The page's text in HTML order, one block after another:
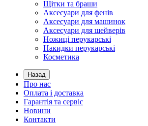
Щітки та браши
Аксесуари для фенів
Аксесуари для машинок
Аксесуари для шейверів
Ножиці перукарські
Накидки перукарські
Косметика
Назад
Про нас
Оплата і доставка
Гарантія та сервіс
Новини
Контакти